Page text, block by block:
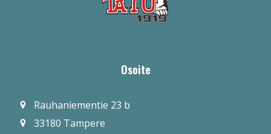
Osoite
Rauhaniementie 23 b
33180 Tampere